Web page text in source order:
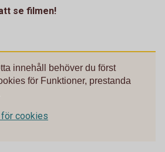
se filmen!
innehåll behöver du först
för Funktioner, prestanda
cookies